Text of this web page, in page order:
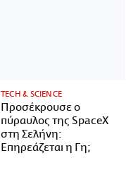
ΤECH & SCIENCE
Προσέκρουσε ο
πύραυλος της SpaceX
στη Σελήνη:
Επηρεάζεται η Γη;